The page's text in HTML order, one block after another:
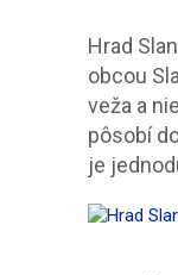
Hrad
obcou
veža a
pôsobí
je